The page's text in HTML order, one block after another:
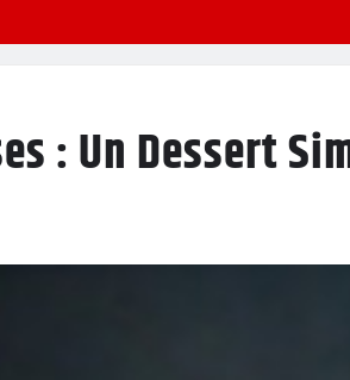
: Un Dessert